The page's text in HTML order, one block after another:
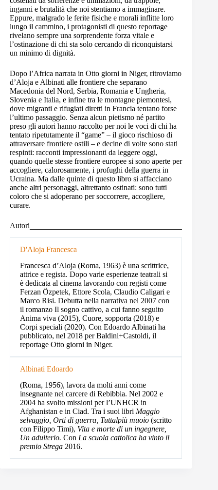
inganni e brutalità che noi stentiamo a immaginare.
Eppure, malgrado le ferite fisiche e morali inflitte loro
lungo il cammino, i protagonisti di questo reportage
rivelano sempre una sorprendente forza vitale e
l’ostinazione di chi sta solo cercando di riconquistarsi
un minimo di dignità.
Dopo l’Africa narrata in Otto giorni in Niger, ritroviamo
d’Aloja e Albinati alle frontiere che separano
Macedonia del Nord, Serbia, Romania e Ungheria,
Slovenia e Italia, e infine tra le montagne piemontesi,
dove migranti e rifugiati diretti in Francia tentano forse
l’ultimo passaggio. Senza alcun pietismo né partito
preso gli autori hanno raccolto per noi le voci di chi ha
tentato ripetutamente il “game” – il gioco rischioso di
attraversare frontiere ostili – e decine di volte sono stati
respinti: racconti impressionanti da leggere oggi,
quando quelle stesse frontiere europee si sono aperte per
accogliere, calorosamente, i profughi della guerra in
Ucraina. Ma dalle quinte di questo libro si affacciano
anche altri personaggi, altrettanto ostinati: sono tutti
coloro che si adoperano per soccorrere, accogliere,
curare.
Autori
D'Aloja Francesca
Francesca d’Aloja (Roma, 1963) è una scrittrice,
attrice e regista. Dopo varie esperienze teatrali si
è dedicata al cinema lavorando con registi come
Ferzan Özpetek, Ettore Scola, Claudio Caligari e
Marco Risi. Debutta nella narrativa nel 2007 con
il romanzo Il sogno cattivo, a cui fanno seguito
Anima viva (2015), Cuore, sopporta (2018) e
Corpi speciali (2020). Con Edoardo Albinati ha
pubblicato, nel 2018 per Baldini+Castoldi, il
reportage Otto giorni in Niger.
Albinati Edoardo
(Roma, 1956), lavora da molti anni come
insegnante nel carcere di Rebibbia. Nel 2002 e
2004 ha svolto missioni per l’UNHCR in
Afghanistan e in Ciad. Tra i suoi libri Maggio
selvaggio, Orti di guerra, Tuttalpiù muoio (scritto
con Filippo Timi), Vita e morte di un ingegnere,
Un adulterio. Con La scuola cattolica ha vinto il
premio Strega 2016.